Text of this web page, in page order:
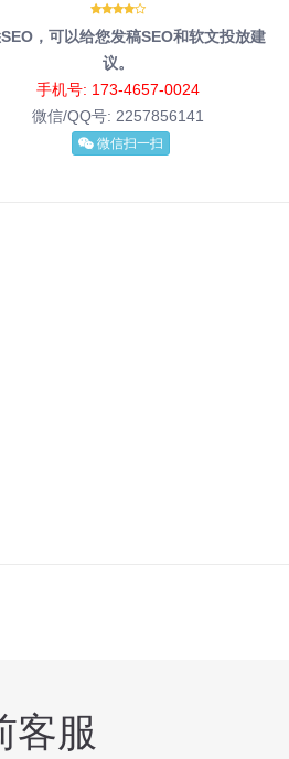
，可以给您发稿SEO和软文投放建
议。
手机号: 173-4657-0024
微信/QQ号: 2257856141
微信扫一扫
客服